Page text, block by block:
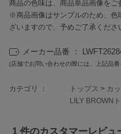
ey
アイ
FILA
商品の色味は、商品単品画像をご
※商品画像はサンプルのため、色
ざいますので、予めご了承くださ
メーカー品番 ：
(店舗でお問い合わせの際には、上記品
カテゴリ ： トップス > カ
LILY BROWN
1 件のカスタマーレビュ